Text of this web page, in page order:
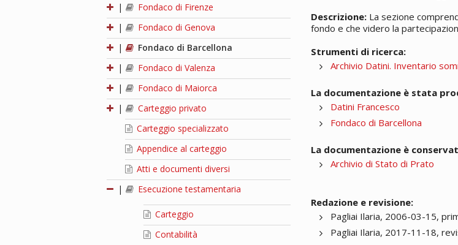
|
Fondaco di Firenze
|
Fondaco di Genova
|
Fondaco di Barcellona
|
Fondaco di Valenza
|
Fondaco di Maiorca
|
Carteggio privato
Carteggio specializzato
Appendice al carteggio
Atti e documenti diversi
|
Esecuzione testamentaria
Carteggio
Contabilità
Descrizione: La sezione
fondo e che videro la
Strumenti di ricerca:
Archivio Datini. Inventario
La documentazione è stata
Datini Francesco
Fondaco di Barcellona
La documentazione è
Archivio di Stato di Prato
Redazione e revisione:
Pagliai Ilaria, 2006-03-15,
Pagliai Ilaria, 2017-11-18,